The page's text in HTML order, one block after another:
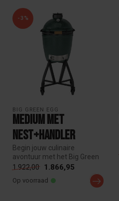
-3%
BIG GREEN EGG
Medium met
Nest+Handler
Begin jouw culinaire
avontuur met het Big Green
Egg Starterspakket! Alles
1.922,00 1.866,95
Op voorraad